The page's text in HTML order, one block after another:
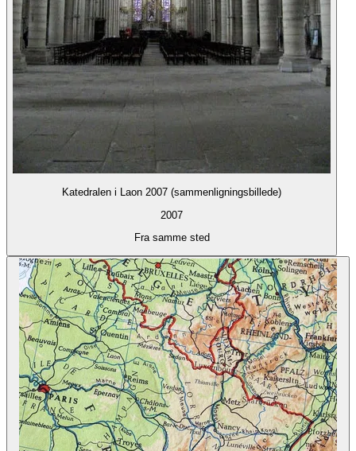
Katedralen i Laon 2007 (sammenligningsbillede)
2007
Fra samme sted